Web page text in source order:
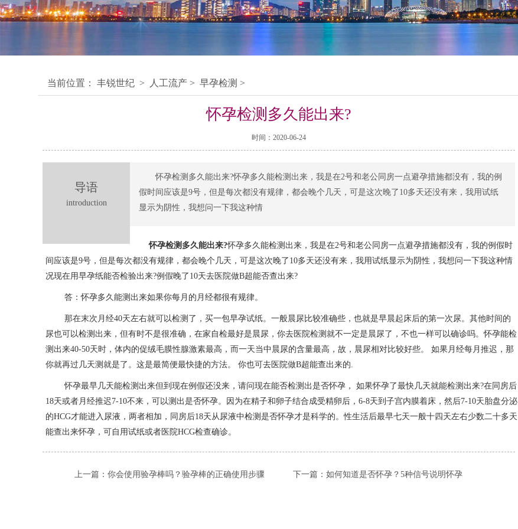
当前位置： 丰锐世纪 > 人工流产 > 早孕检测 >
怀孕检测多久能出来?
时间：2020-06-24
导语
introduction
怀孕检测多久能出来?怀孕多久能检测出来，我是在2号和老公同房一点避孕措施都没有，我的例
假时间应该是9号，但是每次都没有规律，都会晚个几天，可是这次晚了10多天还没有来，我用试纸
显示为阴性，我想问一下我这种情
怀孕检测多久能出来?怀孕多久能检测出来，我是在2号和老公同房一点避孕措施都没有，我的例假时
间应该是9号，但是每次都没有规律，都会晚个几天，可是这次晚了10多天还没有来，我用试纸显示为阴性，我想问一下我这种情
况现在用早孕纸能否检验出来?例假晚了10天去医院做B超能否查出来?
答：怀孕多久能测出来如果你每月的月经都很有规律。
那在末次月经40天左右就可以检测了，买一包早孕试纸。一般晨尿比较准确些，也就是早晨起床后的第一次尿。其他时间的
尿也可以检测出来，但有时不是很准确，在家自检最好是晨尿，你去医院检测就不一定是晨尿了，不也一样可以确诊吗。怀孕能检
测出来40-50天时，体内的促绒毛膜性腺激素最高，而一天当中晨尿的含量最高，故，晨尿相对比较好些。 如果月经每月推迟，那
你就再过几天测就是了。这是最简便最快捷的方法。 你也可去医院做B超能查出来的.
怀孕最早几天能检测出来但到现在例假还没来，请问现在能否检测出是否怀孕， 如果怀孕了最快几天就能检测出来?在同房后
18天或者月经推迟7-10不来，可以测出是否怀孕。因为在精子和卵子结合成受精卵后，6-8天到子宫内膜着床，然后7-10天胎盘分泌
的HCG才能进入尿液，两者相加，同房后18天从尿液中检测是否怀孕才是科学的。性生活后最早七天一般十四天左右少数二十多天
能查出来怀孕，可自用试纸或者医院HCG检查确诊。
上一篇： 你会使用验孕棒吗？验孕棒的正确使用步骤 下一篇： 如何知道是否怀孕？5种信号说明怀孕